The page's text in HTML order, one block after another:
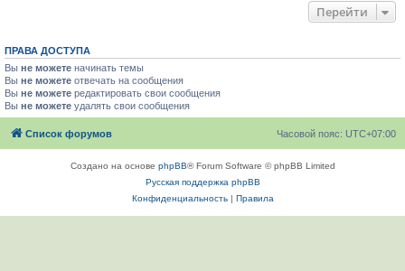
Перейти
ПРАВА ДОСТУПА
Вы не можете начинать темы
Вы не можете отвечать на сообщения
Вы не можете редактировать свои сообщения
Вы не можете удалять свои сообщения
Список форумов Часовой пояс: UTC+07:00
Создано на основе phpBB® Forum Software © phpBB Limited
Русская поддержка phpBB
Конфиденциальность| Правила